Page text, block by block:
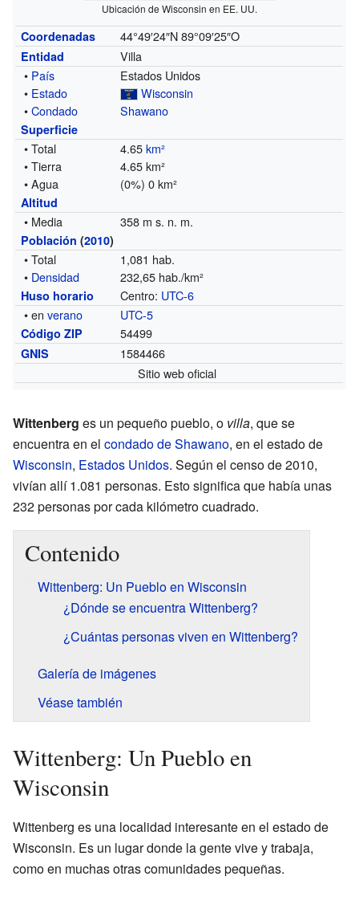
Ubicación de Wisconsin en EE. UU.
Coordenadas 44°49′24″N 89°09′25″O
Entidad
Villa
• País
Estados Unidos
• Estado
Wisconsin
•Condado Shawano
Superficie
• Total 4.65km²
• Tierra
4.65 km²
• Agua
(0%) 0 km²
Altitud
• Media 358 m s. n. m.
Población (2010)
• Total
1,081 hab.
• Densidad 232,65 hab./km²
Huso horario Centro: UTC-6
• enverano UTC-5
Código ZIP 54499
GNIS
1584466
Sitio web oficial
Wittenberg es un pequeño pueblo, o villa, que se
encuentra en el condado de Shawano, en el estado de
Wisconsin, Estados Unidos. Según el censo de 2010,
vivían allí 1.081 personas. Esto significa que había unas
232 personas por cada kilómetro cuadrado.
Contenido
Wittenberg: Un Pueblo en Wisconsin
¿Dónde se encuentra Wittenberg?
¿Cuántas personas viven en Wittenberg?
Galería de imágenes
Véase también
Wittenberg: Un Pueblo en
Wisconsin
Wittenberg es una localidad interesante en el estado de
Wisconsin. Es un lugar donde la gente vive y trabaja,
como en muchas otras comunidades pequeñas.